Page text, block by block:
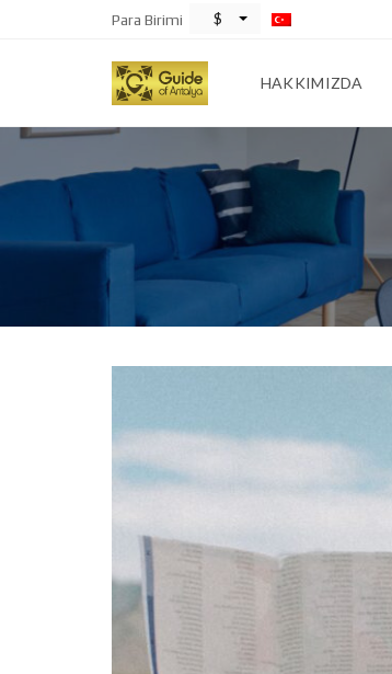
Para Birimi $
HAKKIMIZDA